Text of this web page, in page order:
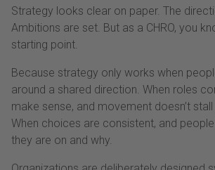
Strategy looks clear on paper. The
Ambitions are set. But as a CHRO, you
starting point.
Because strategy only works when
around a shared direction. When roles
make sense, and movement doesn’t
When choices are consistent, and
they are on and why.